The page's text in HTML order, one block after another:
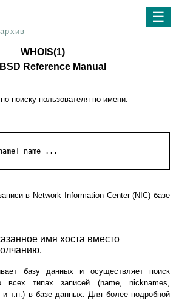
архив
☰
WHOIS(1)
Reference Manual
поиску пользователя по имени.
name ...
в Network Information Center (NIC) базе
имя хоста вместо
базу данных и осуществляет поиск
всех типах записей (name, nicknames,
и т.п.) в базе данных. Для более подробной